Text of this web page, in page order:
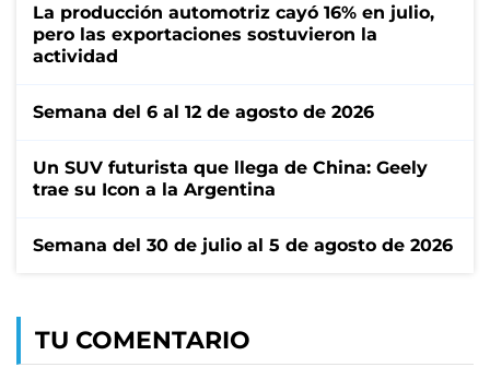
La producción automotriz cayó 16% en julio,
pero las exportaciones sostuvieron la
actividad
Semana del 6 al 12 de agosto de 2026
Un SUV futurista que llega de China: Geely
trae su Icon a la Argentina
Semana del 30 de julio al 5 de agosto de 2026
TU COMENTARIO